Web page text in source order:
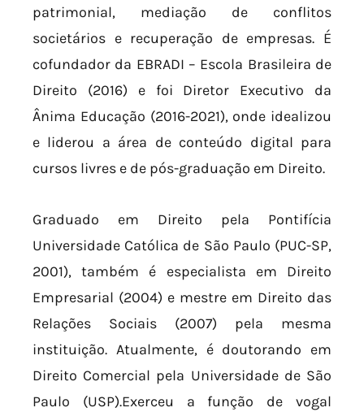
patrimonial, mediação de conflitos
societários e recuperação de empresas. É
cofundador da EBRADI – Escola Brasileira de
Direito (2016) e foi Diretor Executivo da
Ânima Educação (2016-2021), onde idealizou
e liderou a área de conteúdo digital para
cursos livres e de pós-graduação em Direito.
Graduado em Direito pela Pontifícia
Universidade Católica de São Paulo (PUC-SP,
2001), também é especialista em Direito
Empresarial (2004) e mestre em Direito das
Relações Sociais (2007) pela mesma
instituição. Atualmente, é doutorando em
Direito Comercial pela Universidade de São
Paulo (USP).Exerceu a função de vogal